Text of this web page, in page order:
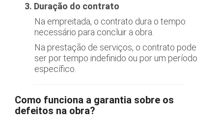
3. Duração do contrato
Na empreitada, o contrato dura o tempo
necessário para concluir a obra.
Na prestação de serviços, o contrato pode
ser por tempo indefinido ou por um período
específico.
Como funciona a garantia sobre os
defeitos na obra?